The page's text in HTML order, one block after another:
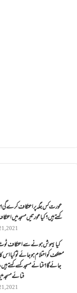
عورت کس جگہ پر اعتکاف کرے
کہتے ہیں؟کیا عورتیں مسجد میں
2021
کیا بیہوش ہونے سے اعتکاف
معتکف کو احتلام ہو جائے تو کیا
جائے گا؟فنائے مسجد کسے کہتے ہیں
فنائے مسجد
2021